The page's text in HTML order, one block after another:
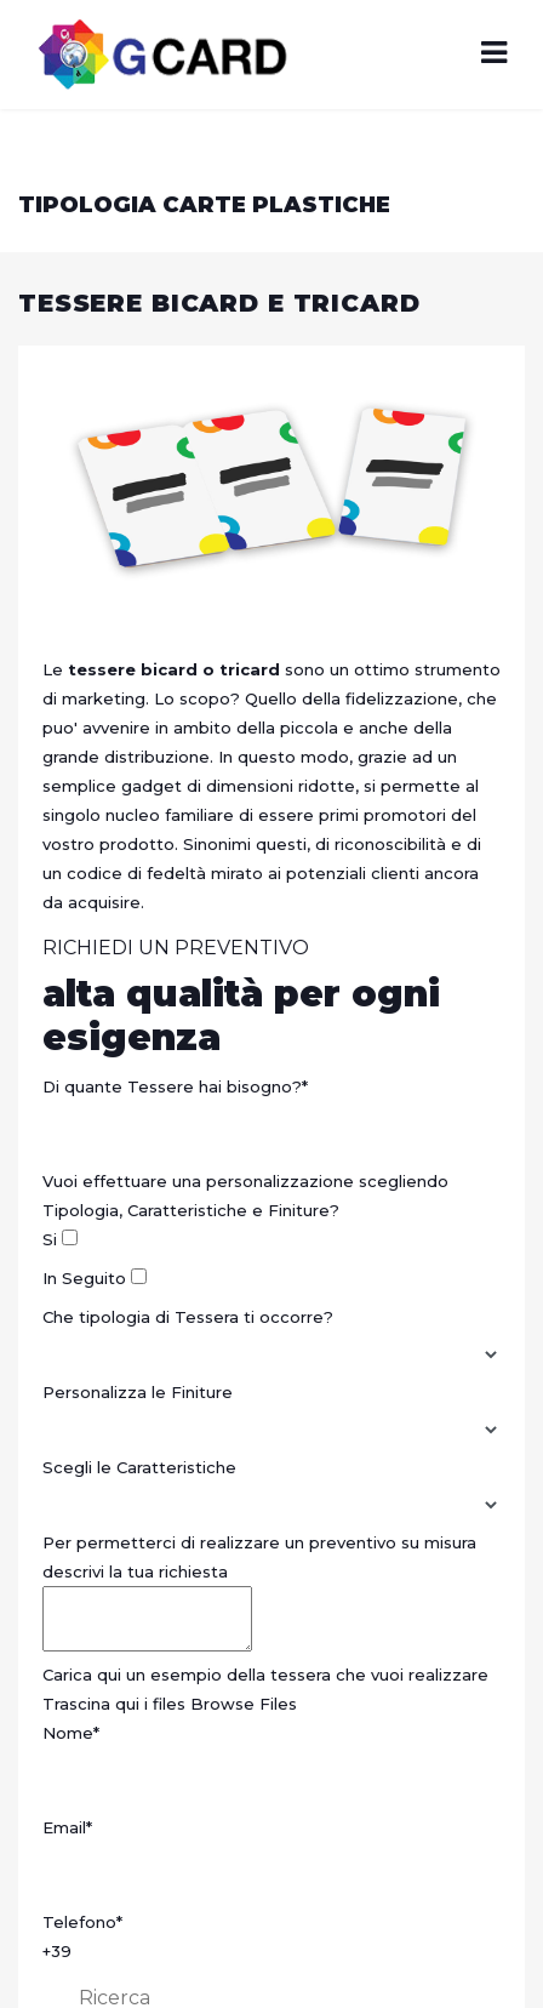
TIPOLOGIA CARTE PLASTICHE
TESSERE BICARD E TRICARD
Le tessere bicard o tricard sono un ottimo strumento
di marketing. Lo scopo? Quello della fidelizzazione, che
puo' avvenire in ambito della piccola e anche della
grande distribuzione. In questo modo, grazie ad un
semplice gadget di dimensioni ridotte, si permette al
singolo nucleo familiare di essere primi promotori del
vostro prodotto. Sinonimi questi, di riconoscibilità e di
un codice di fedeltà mirato ai potenziali clienti ancora
da acquisire.
RICHIEDI UN PREVENTIVO
alta qualità per ogni
esigenza
Di quante Tessere hai bisogno?*
Vuoi effettuare una personalizzazione scegliendo
Tipologia, Caratteristiche e Finiture?
Si
In Seguito
Che tipologia di Tessera ti occorre?
Personalizza le Finiture
Scegli le Caratteristiche
Per permetterci di realizzare un preventivo su misura
descrivi la tua richiesta
Carica qui un esempio della tessera che vuoi realizzare
Trascina qui i files Browse Files
Nome*
Email*
Telefono*
+39